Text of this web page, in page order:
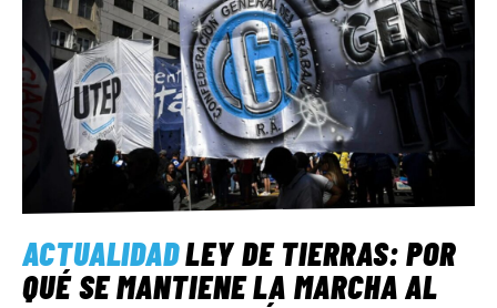
ACTUALIDADLEY DE TIERRAS: POR
QUÉ SE MANTIENE LA MARCHA AL